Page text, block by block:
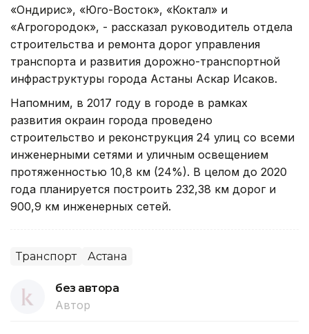
«Ондирис», «Юго-Восток», «Коктал» и
«Агрогородок», - рассказал руководитель отдела
строительства и ремонта дорог управления
транспорта и развития дорожно-транспортной
инфраструктуры города Астаны Аскар Исаков.
Напомним, в 2017 году в городе в рамках
развития окраин города проведено
строительство и реконструкция 24 улиц со всеми
инженерными сетями и уличным освещением
протяженностью 10,8 км (24%). В целом до 2020
года планируется построить 232,38 км дорог и
900,9 км инженерных сетей.
Транспорт Астана
без автора
Автор